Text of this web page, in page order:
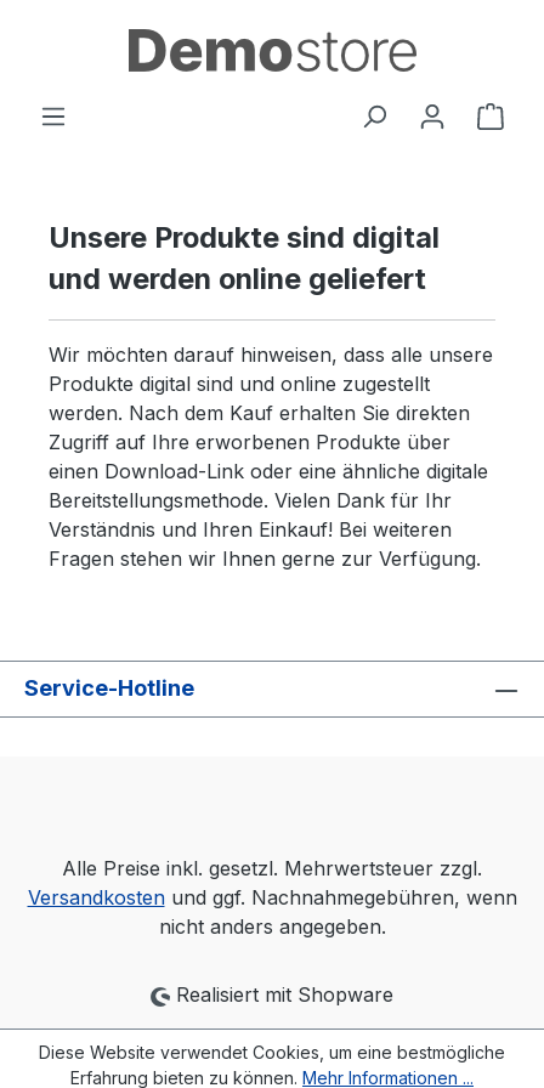
Unsere Produkte sind digital
und werden online geliefert
Wir möchten darauf hinweisen, dass alle unsere
Produkte digital sind und online zugestellt
werden. Nach dem Kauf erhalten Sie direkten
Zugriff auf Ihre erworbenen Produkte über
einen Download-Link oder eine ähnliche digitale
Bereitstellungsmethode. Vielen Dank für Ihr
Verständnis und Ihren Einkauf! Bei weiteren
Fragen stehen wir Ihnen gerne zur Verfügung.
Service-Hotline
Alle Preise inkl. gesetzl. Mehrwertsteuer zzgl.
Versandkostenund ggf. Nachnahmegebühren, wenn
nicht anders angegeben.
Realisiert mit Shopware
Diese Website verwendet Cookies, um eine bestmögliche
Erfahrung bieten zu können. Mehr Informationen ...